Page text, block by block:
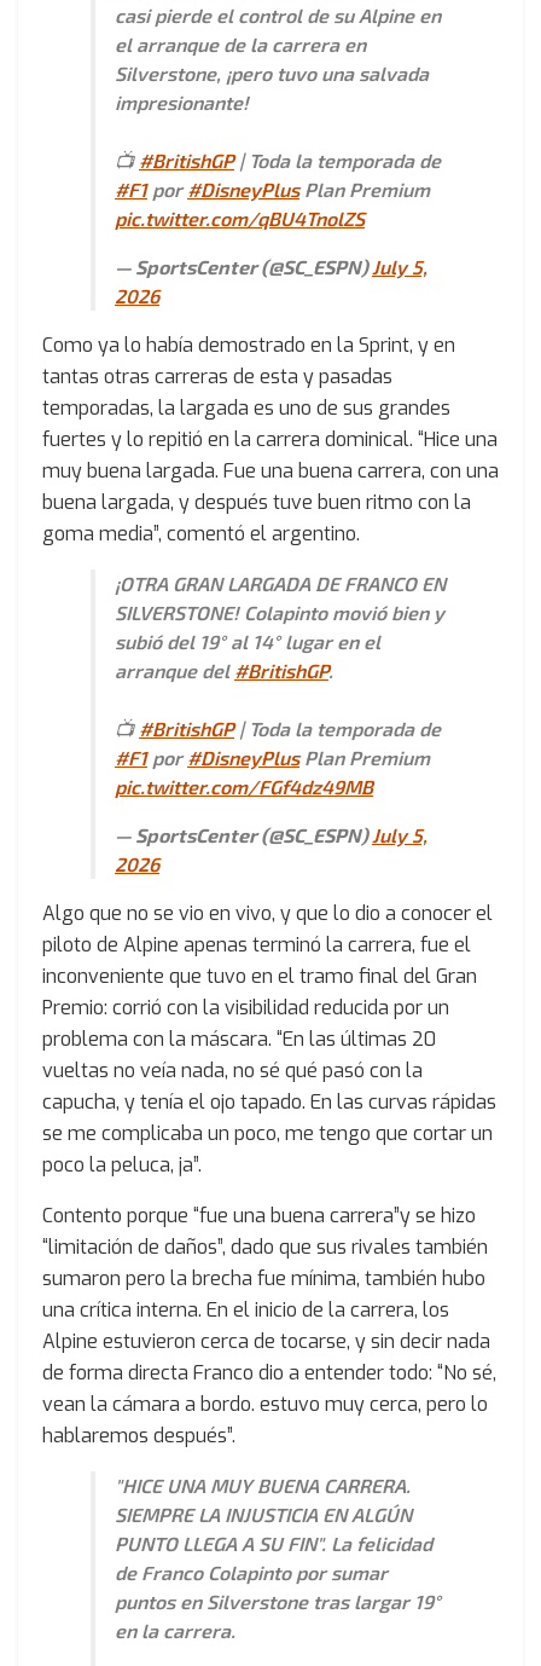
casi pierde el control de su Alpine en
el arranque de la carrera en
Silverstone, ¡pero tuvo una salvada
impresionante!
📺 #BritishGP| Toda la temporada de
#F1por#DisneyPlusPlan Premium
pic.twitter.com/qBU4TnolZS
— SportsCenter (@SC_ESPN)July 5,
2026
Como ya lo había demostrado en la Sprint, y en
tantas otras carreras de esta y pasadas
temporadas, la largada es uno de sus grandes
fuertes y lo repitió en la carrera dominical. “Hice una
muy buena largada. Fue una buena carrera, con una
buena largada, y después tuve buen ritmo con la
goma media”, comentó el argentino.
¡OTRA GRAN LARGADA DE FRANCO EN
SILVERSTONE! Colapinto movió bien y
subió del 19° al 14° lugar en el
arranque del #BritishGP.
📺 #BritishGP| Toda la temporada de
#F1por#DisneyPlusPlan Premium
pic.twitter.com/FGf4dz49MB
— SportsCenter (@SC_ESPN)July 5,
2026
Algo que no se vio en vivo, y que lo dio a conocer el
piloto de Alpine apenas terminó la carrera, fue el
inconveniente que tuvo en el tramo final del Gran
Premio: corrió con la visibilidad reducida por un
problema con la máscara. “En las últimas 20
vueltas no veía nada, no sé qué pasó con la
capucha, y tenía el ojo tapado. En las curvas rápidas
se me complicaba un poco, me tengo que cortar un
poco la peluca, ja”.
Contento porque “fue una buena carrera”y se hizo
“limitación de daños”, dado que sus rivales también
sumaron pero la brecha fue mínima, también hubo
una crítica interna. En el inicio de la carrera, los
Alpine estuvieron cerca de tocarse, y sin decir nada
de forma directa Franco dio a entender todo: “No sé,
vean la cámara a bordo. estuvo muy cerca, pero lo
hablaremos después”.
"HICE UNA MUY BUENA CARRERA.
SIEMPRE LA INJUSTICIA EN ALGÚN
PUNTO LLEGA A SU FIN". La felicidad
de Franco Colapinto por sumar
puntos en Silverstone tras largar 19°
en la carrera.